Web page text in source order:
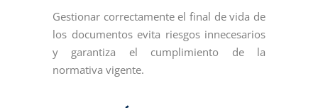
Gestionar correctamente el final de vida de
los documentos evita riesgos innecesarios
y garantiza el cumplimiento de la
normativa vigente.